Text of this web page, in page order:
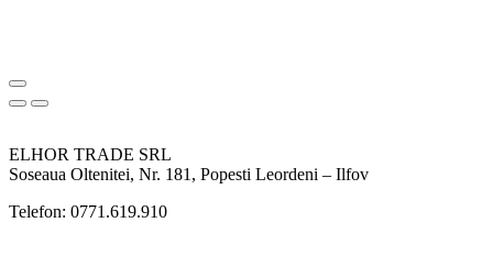
ELHOR TRADE SRL
Soseaua Oltenitei, Nr. 181, Popesti Leordeni – Ilfov
Telefon: 0771.619.910